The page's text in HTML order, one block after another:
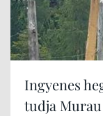
Ingyenes
tudja